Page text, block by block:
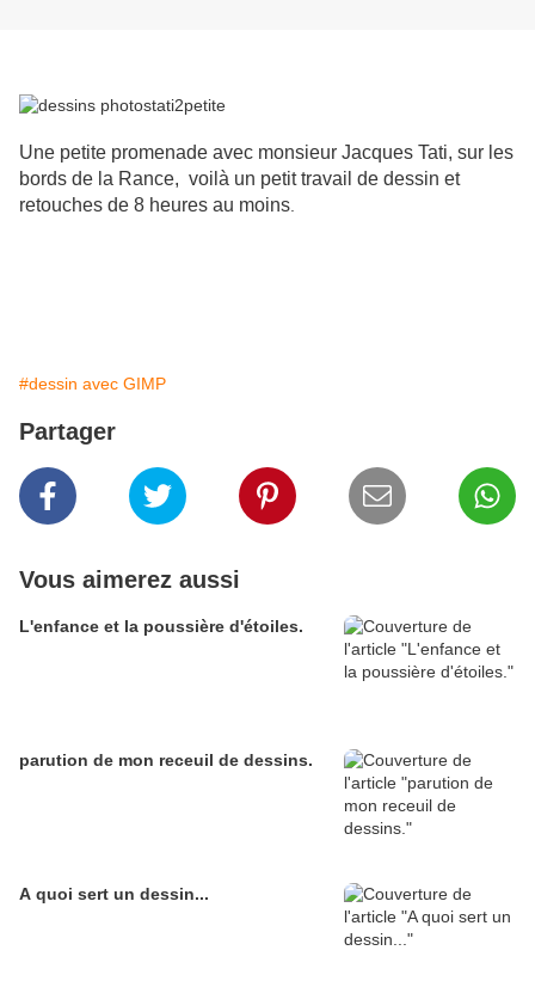
Une petite promenade avec monsieur Jacques Tati, sur les
bords de la Rance, voilà un petit travail de dessin et
retouches de 8 heures au moins
#dessin avec GIMP
Partager
Vous aimerez aussi
L'enfance et la poussière d'étoiles.
parution de mon receuil de dessins.
A quoi sert un dessin...